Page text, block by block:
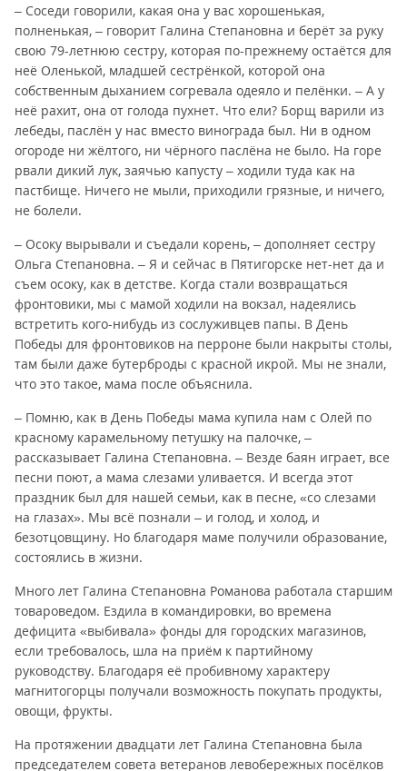
– Соседи говорили, какая она у вас хорошенькая,
полненькая, – говорит Галина Степановна и берёт за руку
свою 79-летнюю сестру, которая по-прежнему остаётся для
неё Оленькой, младшей сестрёнкой, которой она
собственным дыханием согревала одеяло и пелёнки. – А у
неё рахит, она от голода пухнет. Что ели? Борщ варили из
лебеды, паслён у нас вместо винограда был. Ни в одном
огороде ни жёлтого, ни чёрного паслёна не было. На горе
рвали дикий лук, заячью капусту – ходили туда как на
пастбище. Ничего не мыли, приходили грязные, и ничего,
не болели.
– Осоку вырывали и съедали корень, – дополняет сестру
Ольга Степановна. – Я и сейчас в Пятигорске нет-нет да и
съем осоку, как в детстве. Когда стали возвращаться
фронтовики, мы с мамой ходили на вокзал, надеялись
встретить кого-нибудь из сослуживцев папы. В День
Победы для фронтовиков на перроне были накрыты столы,
там были даже бутерброды с красной икрой. Мы не знали,
что это такое, мама после объяснила.
– Помню, как в День Победы мама купила нам с Олей по
красному карамельному петушку на палочке, –
рассказывает Галина Степановна. – Везде баян играет, все
песни поют, а мама слезами уливается. И всегда этот
праздник был для нашей семьи, как в песне, «со слезами
на глазах». Мы всё познали – и голод, и холод, и
безотцовщину. Но благодаря маме получили образование,
состоялись в жизни.
Много лет Галина Степановна Романова работала старшим
товароведом. Ездила в командировки, во времена
дефицита «выбивала» фонды для городских магазинов,
если требовалось, шла на приём к партийному
руководству. Благодаря её пробивному характеру
магнитогорцы получали возможность покупать продукты,
овощи, фрукты.
На протяжении двадцати лет Галина Степановна была
председателем совета ветеранов левобережных посёлков